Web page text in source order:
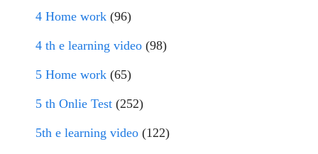
4 Home work (96)
4 th e learning video (98)
5 Home work (65)
5 th Onlie Test (252)
5th e learning video (122)